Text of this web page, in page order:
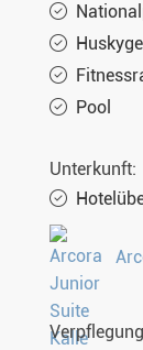
Pool
Unterkunft: